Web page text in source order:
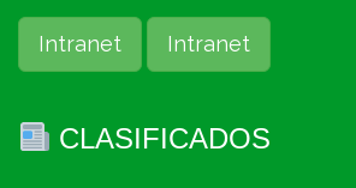
Intranet Intranet
CLASIFICADOS